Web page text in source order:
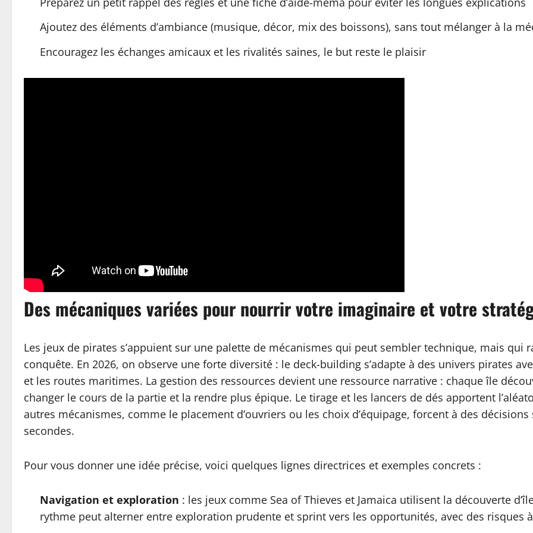
Ajoutez des éléments d’ambiance (musique, décor, mix des boissons), sans tout mélanger à la
Encouragez les échanges amicaux et les rivalités saines, le but reste le plaisir
Des mécaniques variées pour nourrir votre imaginaire et votre
Les jeux de pirates s’appuient sur une palette de mécanismes qui peut sembler technique, mais
conquête. En 2026, on observe une forte diversité : le deck-building s’adapte à des univers pirates
et les routes maritimes. La gestion des ressources devient une ressource narrative : chaque île
changer le cours de la partie et la rendre plus épique. Le tirage et les lancers de dés apportent
autres mécanismes, comme le placement d’ouvriers ou les choix d’équipage, forcent à des
secondes.
Pour vous donner une idée précise, voici quelques lignes directrices et exemples concrets :
Navigation et exploration : les jeux comme Sea of Thieves et Jamaica utilisent la découverte
rythme peut alterner entre exploration prudente et sprint vers les opportunités, avec des risques